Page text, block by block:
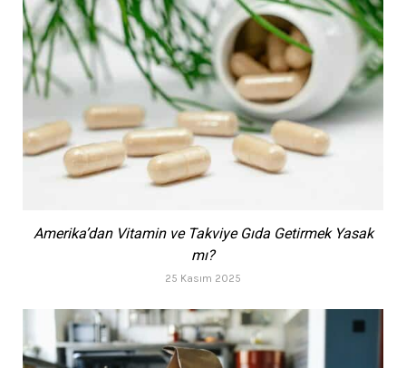
Amerika’dan Vitamin ve Takviye Gıda Getirmek Yasak
mı?
25 Kasım 2025